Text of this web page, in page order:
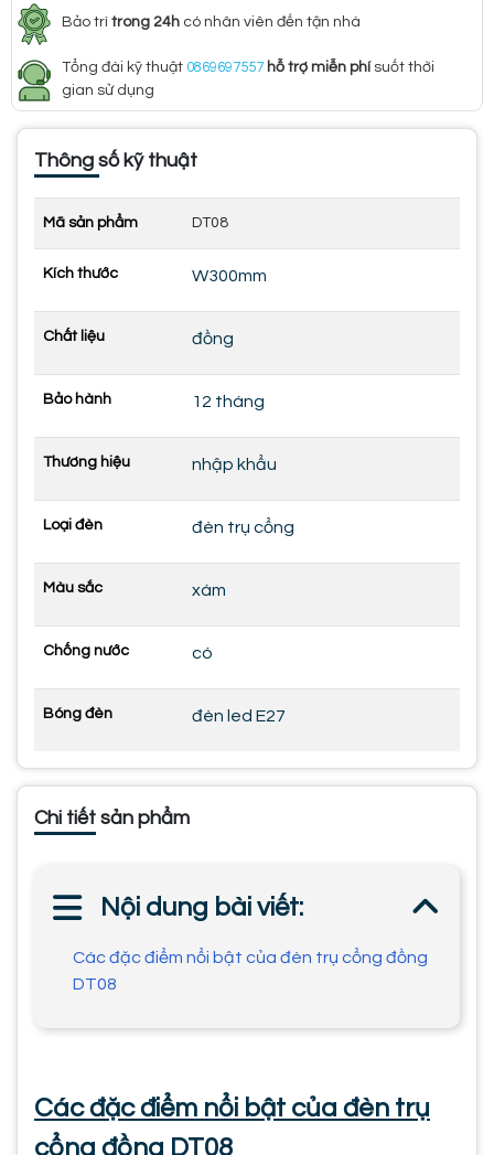
Bảo trì trong 24h có nhân viên đến tận nhà
Tổng đài kỹ thuật 0869697557 hỗ trợ miễn phísuốt thời
gian sử dụng
Thông số kỹ thuật
Mã sản phẩm DT08
Kích thước W300mm
Chất liệu đồng
Bảo hành 12 tháng
Thương hiệu nhập khẩu
Loại đèn đèn trụ cổng
Màu sắc xám
Chống nước có
Bóng đèn đèn led E27
Chi tiết sản phẩm
Nội dung bài viết:
Các đặc điểm nổi bật của đèn trụ cổng đồng
DT08
Các đặc điểm nổi bật của đèn trụ
cổng đồng DT08